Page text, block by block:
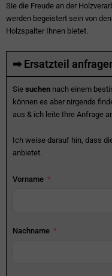
Sie die Freude an der
werden begeistert sein von
Holzspalter Ihnen bietet.
➡ Ersatzteil
Sie suchen nach einem
können es aber nirgends
aus & ich leite Ihre Anfrage
Ich weise darauf hin, dass
anbietet.
Vorname
Nachname